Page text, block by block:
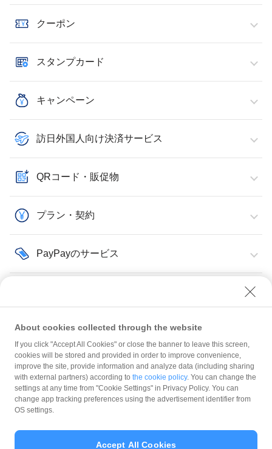
クーポン
スタンプカード
キャンペーン
訪日外国人向け決済サービス
QRコード・販促物
プラン・契約
PayPayのサービス
規約
ガイドライン
About cookies collected through the website
If you click "Accept All Cookies" or close the banner to leave this screen,
cookies will be stored and provided in order to improve convenience,
improve the site, provide information and analyze data (including sharing
with external partners) according to the cookie policy. You can change the
settings at any time from "Cookie Settings" in Privacy Policy. You can
change app tracking preferences using the advertisement identifier from
OS settings.
Accept All Cookies